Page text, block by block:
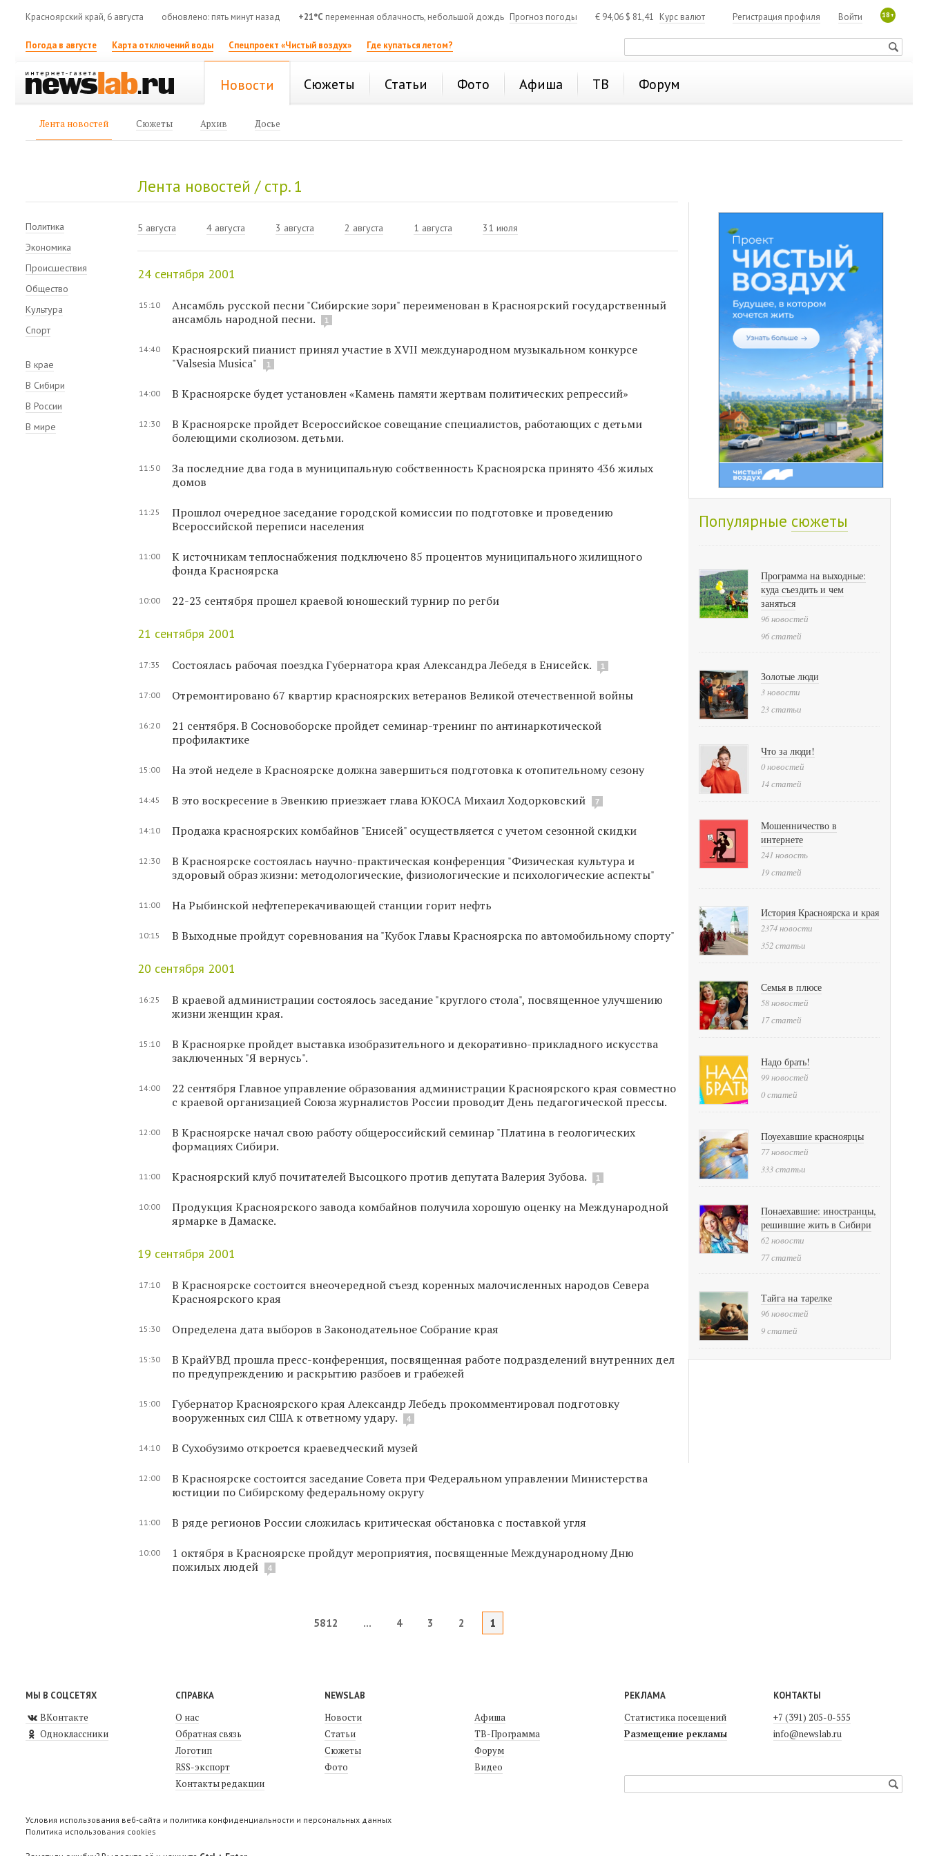
Красноярский край, 6 августа обновлено: пять минут назад +21°C переменная облачность, небольшой дождь Прогноз погоды € 94,06 $ 81,41 Курс валют 18+
Войти
Регистрация профиля
Погода в августе Карта отключений воды Спецпроект «Чистый воздух» Где купаться летом?
Новости Сюжеты Статьи Фото Афиша ТВ Форум
Лента новостей Сюжеты Архив Досье
Лента новостей / стр. 1
Политика
Экономика
Происшествия
Общество
Культура
Спорт
В крае
В Сибири
В России
В мире
5 августа 4 августа 3 августа 2 августа 1 августа 31 июля
24 сентября 2001
15:10
Ансамбль русской песни "Сибирские зори" переименован в Красноярский государственный
ансамбль народной песни.
1
14:40
Красноярский пианист принял участие в XVII международном музыкальном конкурсе
"Valsesia Musica"
1
14:00 В Красноярске будет установлен «Камень памяти жертвам политических репрессий»
12:30
В Красноярске пройдет Всероссийское совещание специалистов, работающих с детьми
болеющими сколиозом. детьми.
11:50
За последние два года в муниципальную собственность Красноярска принято 436 жилых
домов
11:25
Прошлол очередное заседание городской комиссии по подготовке и проведению
Всероссийской переписи населения
11:00
К источникам теплоснабжения подключено 85 процентов муниципального жилищного
фонда Красноярска
10:00 22-23 сентября прошел краевой юношеский турнир по регби
21 сентября 2001
17:35 Состоялась рабочая поездка Губернатора края Александра Лебедя в Енисейск. 1
17:00 Отремонтировано 67 квартир красноярских ветеранов Великой отечественной войны
16:20
21 сентября. В Сосновоборске пройдет семинар-тренинг по антинаркотической
профилактике
15:00 На этой неделе в Красноярске должна завершиться подготовка к отопительному сезону
14:45 В это воскресение в Эвенкию приезжает глава ЮКОСА Михаил Ходорковский 7
14:10 Продажа красноярских комбайнов "Енисей" осуществляется с учетом сезонной скидки
12:30
В Красноярске состоялась научно-практическая конференция "Физическая культура и
здоровый образ жизни: методологические, физиологические и психологические аспекты"
11:00 На Рыбинской нефтеперекачивающей станции горит нефть
10:15 В Выходные пройдут соревнования на "Кубок Главы Красноярска по автомобильному спорту"
20 сентября 2001
16:25
В краевой администрации состоялось заседание "круглого стола", посвященное улучшению
жизни женщин края.
15:10
В Красноярке пройдет выставка изобразительного и декоративно-прикладного искусства
заключенных "Я вернусь".
14:00
22 сентября Главное управление образования администрации Красноярского края совместно
с краевой организацией Союза журналистов России проводит День педагогической прессы.
12:00
В Красноярске начал свою работу общероссийский семинар "Платина в геологических
формациях Сибири.
11:00 Красноярский клуб почитателей Высоцкого против депутата Валерия Зубова. 1
10:00
Продукция Красноярского завода комбайнов получила хорошую оценку на Международной
ярмарке в Дамаске.
19 сентября 2001
17:10
В Красноярске состоится внеочередной съезд коренных малочисленных народов Севера
Красноярского края
15:30 Определена дата выборов в Законодательное Собрание края
15:30
В КрайУВД прошла пресс-конференция, посвященная работе подразделений внутренних дел
по предупреждению и раскрытию разбоев и грабежей
15:00
Губернатор Красноярского края Александр Лебедь прокомментировал подготовку
вооруженных сил США к ответному удару.
4
14:10 В Сухобузимо откроется краеведческий музей
12:00
В Красноярске состоится заседание Совета при Федеральном управлении Министерства
юстиции по Сибирскому федеральному округу
11:00 В ряде регионов России сложилась критическая обстановка с поставкой угля
10:00
1 октября в Красноярске пройдут мероприятия, посвященные Международному Дню
пожилых людей
4
5812 ... 4 3 2 1
Популярные сюжеты
Программа на выходные:
куда съездить и чем
заняться
96 новостей
96 статей
Золотые люди
3 новости
23 статьи
Что за люди!
0 новостей
14 статей
Мошенничество в
интернете
241 новость
19 статей
История Красноярска и края
2374 новости
352 статьи
Семья в плюсе
58 новостей
17 статей
Надо брать!
99 новостей
0 статей
Поуехавшие красноярцы
77 новостей
333 статьи
Понаехавшие: иностранцы,
решившие жить в Сибири
62 новости
77 статей
Тайга на тарелке
96 новостей
9 статей
МЫ В СОЦСЕТЯХ
ВКонтакте
Одноклассники
СПРАВКА
О нас
Обратная связь
Логотип
RSS-экспорт
Контакты редакции
NEWSLAB
Новости
Статьи
Сюжеты
Фото
Афиша
ТВ-Программа
Форум
Видео
РЕКЛАМА
Статистика посещений
Размещение рекламы
КОНТАКТЫ
+7 (391) 205-0-555
info@newslab.ru
Условия использования веб-сайта и политика конфиденциальности и персональных данных
Политика использования cookies